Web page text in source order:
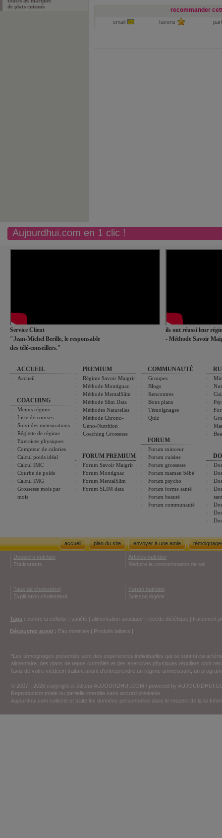
de plats cuisinés recommander
email favoris
Aujourdhui.com en 1 clic !
Service Client
"Jean-Michel Berille, le responsable
des télé-conseillers."
ils ont réussi leur
- Méthode Savoir
ACCUEIL
Accueil
COACHING
Menus régime
Liste de courses
Suivi des mensurations
Réglette de régime
Exercices physiques
Compteur de calories
Calcul poids idéal
Calcul IMC
Courbe de poids
Calcul IMG
Grossesse mois par
mois
PREMIUM
Régime Savoir Maigrir
Méthode Montignac
Méthode MentalSlim
Méthode Slim Data
Méthodes Naturelles
Méthode Chrono-
Géno-Nutrition
Coaching Grossesse
FORUM PREMIUM
Forum Savoir Maigrir
Forum Montignac
Forum MentalSlim
Forum SLIM data
COMMUNAUTÉ
Groupes
Blogs
Rencontres
Bons plans
Témoignages
Quiz
FORUM
Forum minceur
Forum cuisine
Forum grossesse
Forum maman bébé
Forum psycho
Forum forme santé
Forum beauté
Forum communauté
accueil plan du site envoyer à une amie
Dossiers nutrition
Edulcorants
Articles nutrition
Réduire la consommation de sel
Taux de cholestérol
Explication cholesterol
Forum nutrition
Boisson légère
Tags : contre la cellulite | satiété | alimentation asiatique | recette diététique | traitement
Découvrez aussi : Eau minérale | Produits laitiers |
*Les témoignages présentés sont des expériences individuelles qui ne sont ni
alimentaire, des plans de repas contrôlés et des exercices physiques réguliers sont
l'avis de votre médecin traitant avant d'entreprendre un régime amincissant, un
© 2007 - 2026 copyright et éditeur AUJOURDHUI.COM / powered by
Reproduction totale ou partielle interdite sans accord préalable.
Aujourdhui.com collecte et traite les données personnelles dans le respect de la loi